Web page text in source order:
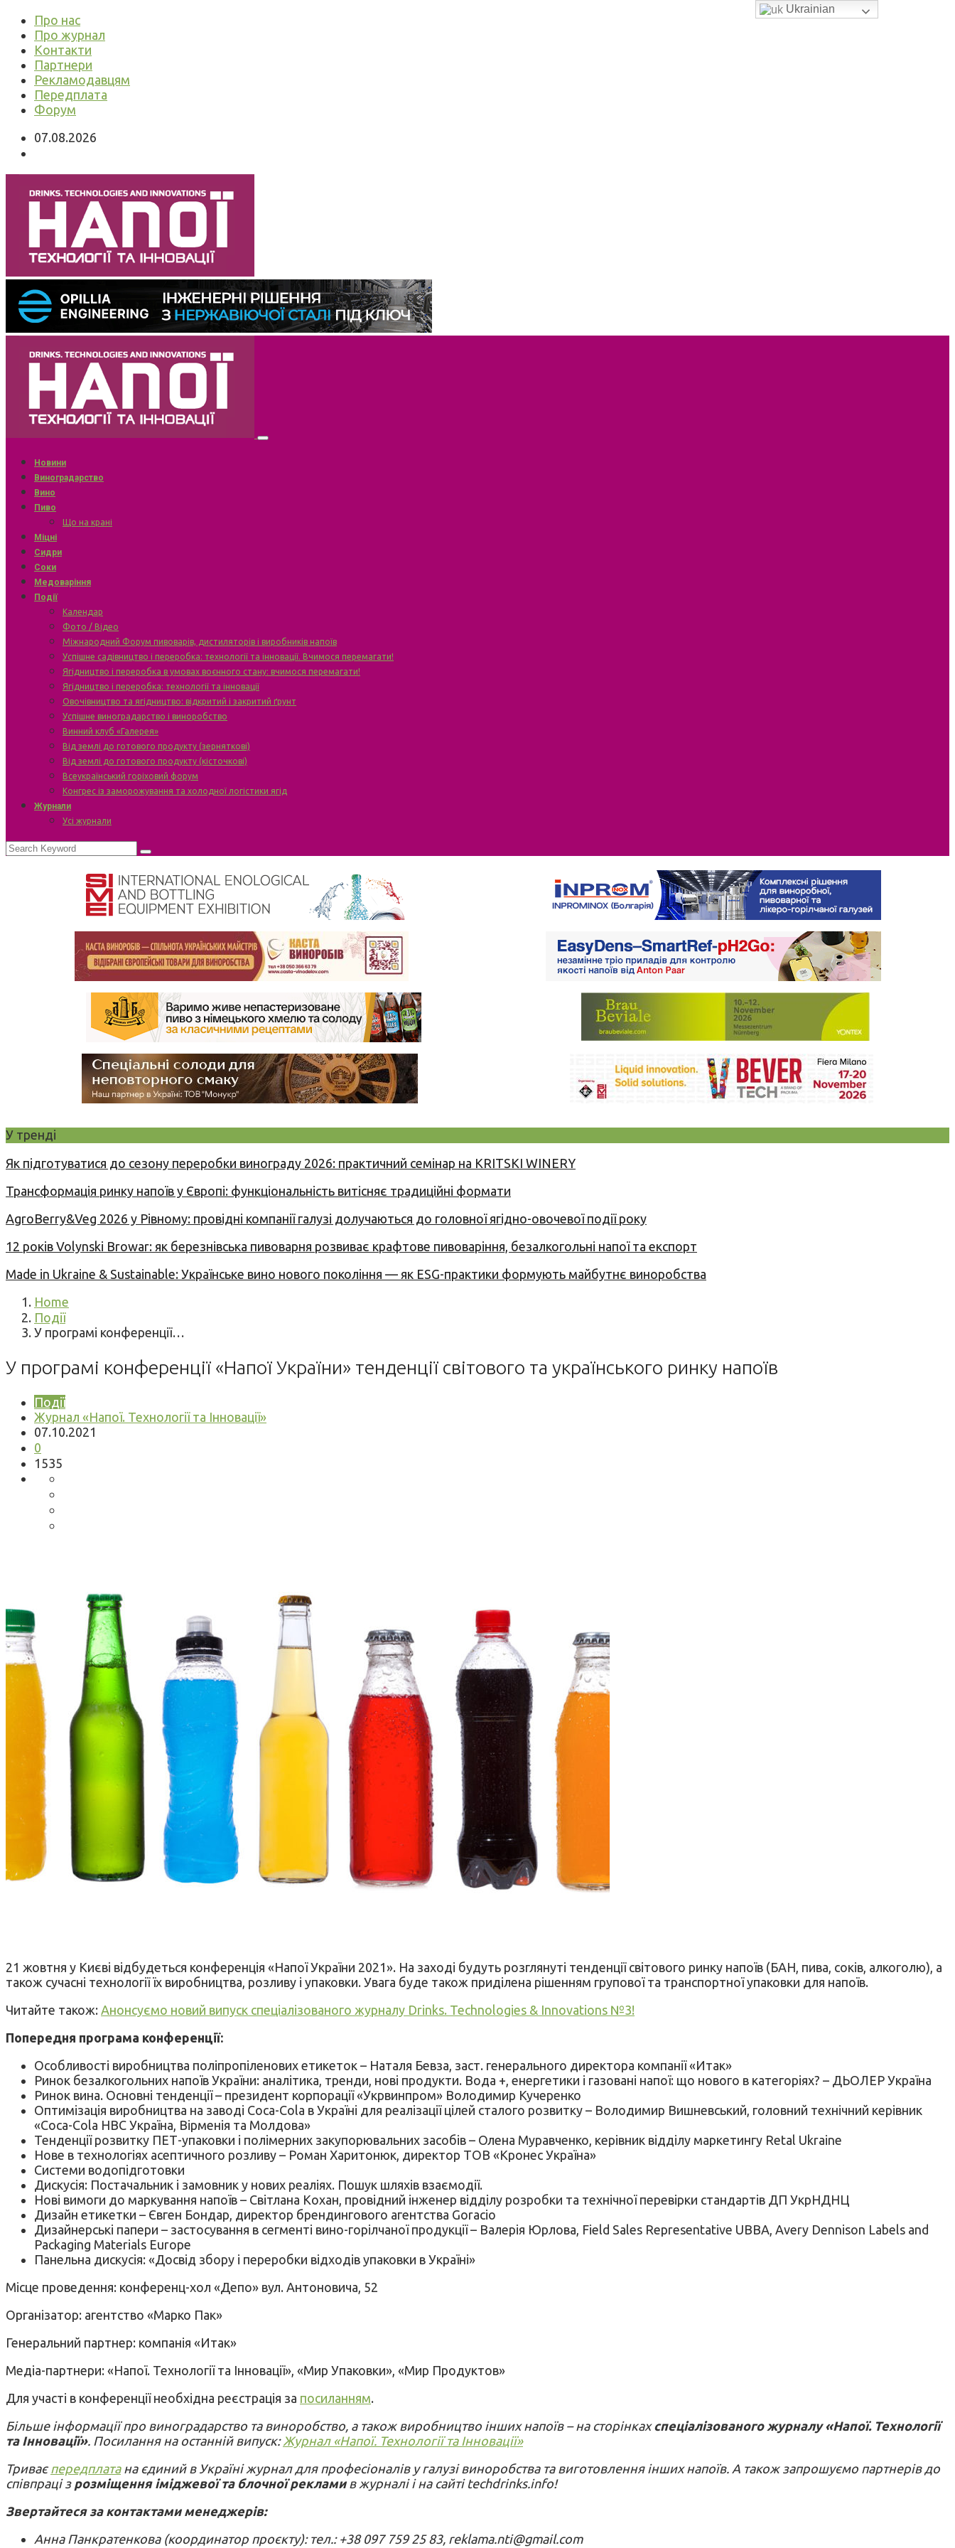
Про нас
Про журнал
Контакти
Партнери
Рекламодавцям
Передплата
Форум
07.08.2026
Новини
Виноградарство
Вино
Пиво
Що на крані
Міцні
Сидри
Соки
Медоваріння
Події
Календар
Фото / Відео
Міжнародний Форум пивоварів, дистиляторів і виробників напоїв
Успішне садівництво і переробка: технології та інновації. Вчимося перемагати!
Ягідництво і переробка в умовах воєнного стану: вчимося перемагати!
Ягідництво і переробка: технології та інновації
Овочівництво та ягідництво: відкритий і закритий ґрунт
Успішне виноградарство і виноробство
Винний клуб «Галерея»
Від землі до готового продукту (зерняткові)
Від землі до готового продукту (кісточкові)
Всеукраїнський горіховий форум
Конгрес із заморожування та холодної логістики ягід
Журнали
Усі журнали
У тренді
Як підготуватися до сезону переробки винограду 2026: практичний семінар на KRITSKI WINERY
Трансформація ринку напоїв у Європі: функціональність витісняє традиційні формати
AgroBerry&Veg 2026 у Рівному: провідні компанії галузі долучаються до головної ягідно-овочевої події року
12 років Volynski Browar: як березнівська пивоварня розвиває крафтове пивоваріння, безалкогольні напої та експорт
Made in Ukraine & Sustainable: Українське вино нового покоління — як ESG-практики формують майбутнє виноробства
Home
Події
У програмі конференції…
У програмі конференції «Напої України» тенденції світового та українського ринку напоїв
Події
Журнал «Напої. Технології та Інновації»
07.10.2021
0
1535
21 жовтня у Києві відбудеться конференція «Напої України 2021». На заході будуть розглянуті тенденції світового ринку напоїв (БАН, пива, соків, алкоголю), а
також сучасні технології їх виробництва, розливу і упаковки. Увага буде також приділена рішенням групової та транспортної упаковки для напоїв.
Читайте також: Анонсуємо новий випуск спеціалізованого журналу Drinks. Technologies & Innovations №3!
Попередня програма конференції:
Особливості виробництва поліпропіленових етикеток – Наталя Бевза, заст. генерального директора компанії «Итак»
Ринок безалкогольних напоїв України: аналітика, тренди, нові продукти. Вода +, енергетики і газовані напої: що нового в категоріях? – ДЬОЛЕР Україна
Ринок вина. Основні тенденції – президент корпорації «Укрвинпром» Володимир Кучеренко
Оптимізація виробництва на заводі Coca-Cola в Україні для реалізації цілей сталого розвитку – Володимир Вишневський, головний технічний керівник
«Coca-Cola HBC Україна, Вірменія та Молдова»
Тенденції розвитку ПЕТ-упаковки і полімерних закупорювальних засобів – Олена Муравченко, керівник відділу маркетингу Retal Ukraine
Нове в технологіях асептичного розливу – Роман Харитонюк, директор ТОВ «Кронес Україна»
Системи водопідготовки
Дискусія: Постачальник і замовник у нових реаліях. Пошук шляхів взаємодії.
Нові вимоги до маркування напоїв – Світлана Кохан, провідний інженер відділу розробки та технічної перевірки стандартів ДП ​​УкрНДНЦ
Дизайн етикетки – Євген Бондар, директор брендингового агентства Goracio
Дизайнерські папери – застосування в сегменті вино-горілчаної продукції – Валерія Юрлова, Field Sales Representative UBBA, Avery Dennison Labels and
Packaging Materials Europe
Панельна дискусія: «Досвід збору і переробки відходів упаковки в Україні»
Місце проведення: конференц-хол «Депо» вул. Антоновича, 52
Організатор: агентство «Марко Пак»
Генеральний партнер: компанія «Итак»
Медіа-партнери: «Напої. Технології та Інновації», «Мир Упаковки», «Мир Продуктов»
Для участі в конференції необхідна реєстрація за посиланням.
Більше інформації про виноградарство та виноробство, а також виробництво інших напоїв – на сторінкахспеціалізованого журналу «Напої. Технології
та Інновації». Посилання на останній випуск: Журнал «Напої. Технології та Інновації»
Триває передплатана єдиний в Україні журнал для професіоналів у галузі виноробства та виготовлення інших напоїв. А також запрошуємо партнерів до
співпраці зрозміщення іміджевої та блочної рекламив журналі і на сайті techdrinks.info!
Звертайтеся за контактами менеджерів:
Анна Панкратенкова (координатор проєкту): тел.: +38 097 759 25 83, reklama.nti@gmail.com
Ukrainian